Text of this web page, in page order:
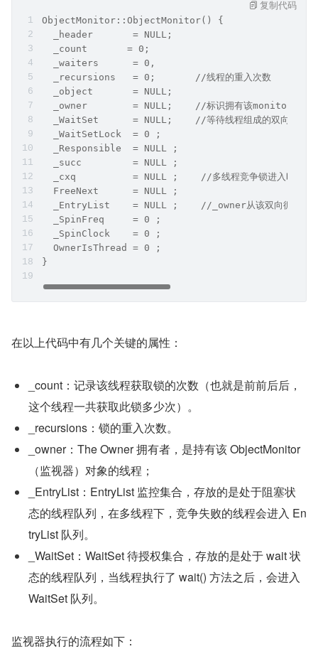
ObjectMonitor::ObjectMonitor() {
  _header       = NULL;
  _count       = 0;
  _waiters      = 0,
  _recursions   = 0;       //线程的重入次数
  _object       = NULL;
_owner        = NULL;    //标识拥有该monitor的线
_WaitSet      = NULL;    //等待线程组成的双向循环
  _WaitSetLock  = 0 ;
  _Responsible  = NULL ;
  _succ         = NULL ;
_cxq          = NULL ;    //多线程竞争锁进入时的单
  FreeNext      = NULL ;
_EntryList    = NULL ;    //_owner从该双向循环链表
  _SpinFreq     = 0 ;
  _SpinClock    = 0 ;
  OwnerIsThread = 0 ;
}
复制代码
在以上代码中有几个关键的属性：
_count：记录该线程获取锁的次数（也就是前前后后，
这个线程一共获取此锁多少次）。
_recursions：锁的重入次数。
_owner：The Owner 拥有者，是持有该 ObjectMonitor
（监视器）对象的线程；
_EntryList：EntryList 监控集合，存放的是处于阻塞状
态的线程队列，在多线程下，竞争失败的线程会进入 En
tryList 队列。
_WaitSet：WaitSet 待授权集合，存放的是处于 wait 状
态的线程队列，当线程执行了 wait() 方法之后，会进入
WaitSet 队列。
监视器执行的流程如下：